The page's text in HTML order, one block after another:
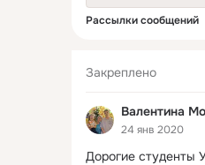
Рассылки сообщений
Закреплено
Валентина
24 янв 2020
Дорогие студенты